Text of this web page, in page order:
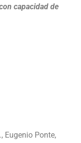
capacidad de
Eugenio Ponte,